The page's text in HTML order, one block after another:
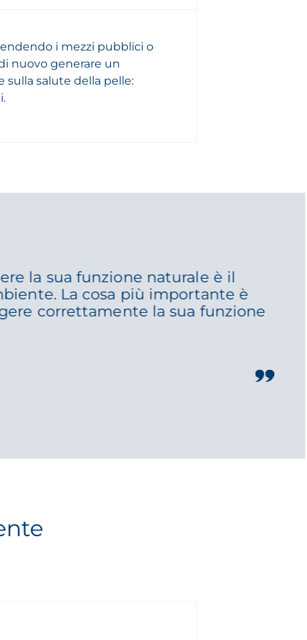
i mezzi pubblici o
nuovo generare un
salute della pelle:
la sua funzione naturale è il
La cosa più importante è
correttamente la sua funzione